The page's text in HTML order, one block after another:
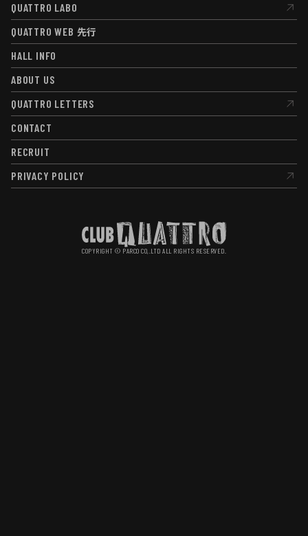
QUATTRO LABO
QUATTRO LABO
QUATTRO WEB 先行
QUATTRO WEB先行
HALL INFO
HALL INFO
ABOUT US
ABOUT US
QUATTRO LETTERS
QUATTRO LETTERS
CONTACT
CONTACT
RECRUIT
RECRUIT
PRIVACY POLICY
PRIVACY POLICY
COPYRIGHT © PARCO CO,.LTD ALL RIGHTS RESERVED.